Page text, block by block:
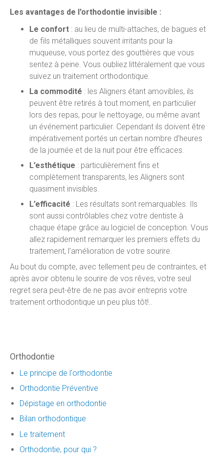
Les avantages de l'orthodontie invisible :
Le confort : au lieu de multi-attaches, de bagues et
de fils métalliques souvent irritants pour la
muqueuse, vous portez des gouttières que vous
sentez à peine. Vous oubliez littéralement que vous
suivez un traitement orthodontique.
La commodité : les Aligners étant amovibles, ils
peuvent être retirés à tout moment, en particulier
lors des repas, pour le nettoyage, ou même avant
un événement particulier. Cependant ils doivent être
impérativement portés un certain nombre d’heures
de la journée et de la nuit pour être efficaces.
L’esthétique : particulièrement fins et
complètement transparents, les Aligners sont
quasiment invisibles.
L’efficacité : Les résultats sont remarquables. Ils
sont aussi contrôlables chez votre dentiste à
chaque étape grâce au logiciel de conception. Vous
allez rapidement remarquer les premiers effets du
traitement, l’amélioration de votre sourire.
Au bout du compte, avec tellement peu de contraintes, et
après avoir obtenu le sourire de vos rêves, votre seul
regret sera peut-être de ne pas avoir entrepris votre
traitement orthodontique un peu plus tôt!..
Orthodontie
Le principe de l'orthodontie
Orthodontie Préventive
Dépistage en orthodontie
Bilan orthodontique
Le traitement
Orthodontie, pour qui ?